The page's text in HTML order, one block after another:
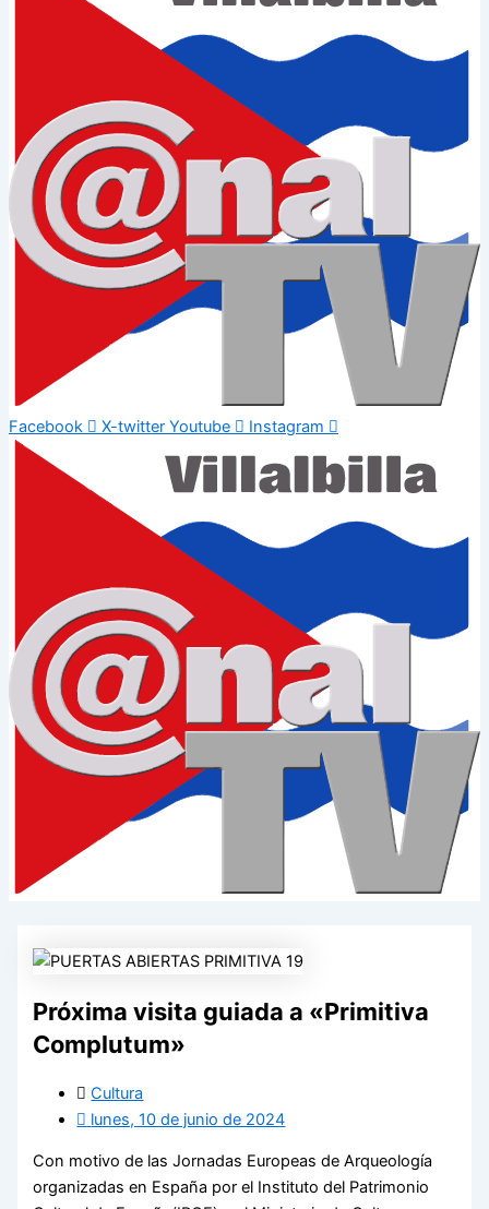
Facebook X-twitter Youtube Instagram
Próxima visita guiada a «Primitiva
Complutum»
Cultura
lunes, 10 de junio de 2024
Con motivo de las Jornadas Europeas de Arqueología
organizadas en España por el Instituto del Patrimonio